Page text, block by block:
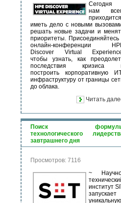
Сегодня
нам
приходится
иметь дело с новыми
решать новые задачи и
приоритеты. Присоединяйтесь
онлайн-конференции
Discover Virtual
чтобы узнать, как
последствия кризиса
построить корпоративную
инфраструктуру от границы
до облака.
Читать
Поиск
технологического
завтрашнего дня
Просмотров: 7116
~
институт
запускает
уникальную